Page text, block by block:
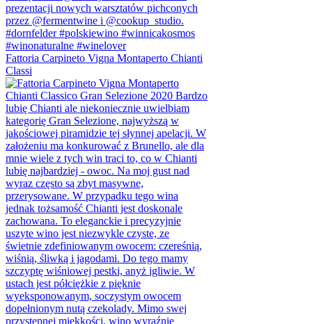
Fattoria Carpineto Vigna Montaperto Chianti
Classi